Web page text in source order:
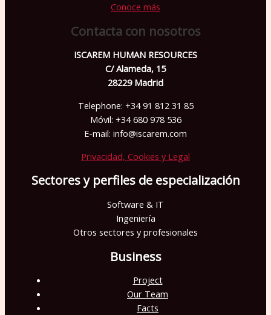
Conoce más
Contacta con nosotros
ISCAREM HUMAN RESOURCES
C/ Alameda, 15
28229 Madrid
Telephone: +34 91 812 31 85
Móvil: +34 680 978 536
E-mail: info@iscarem.com
Privacidad, Cookies y Legal
Sectores y perfiles de especialización
Software & IT
Ingeniería
Otros sectores y profesionales
Business
Project
Our Team
Facts